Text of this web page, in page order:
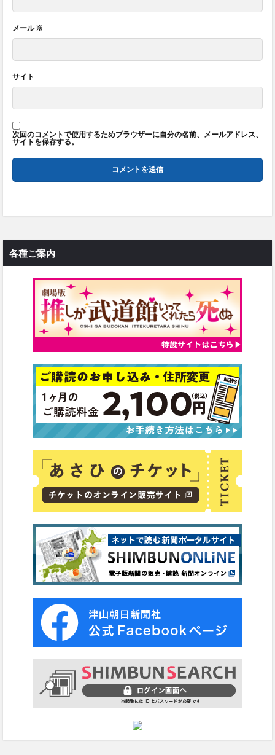
メール※
サイト
次回のコメントで使用するためブラウザーに自分の名前、メールアドレス、
サイトを保存する。
各種ご案内